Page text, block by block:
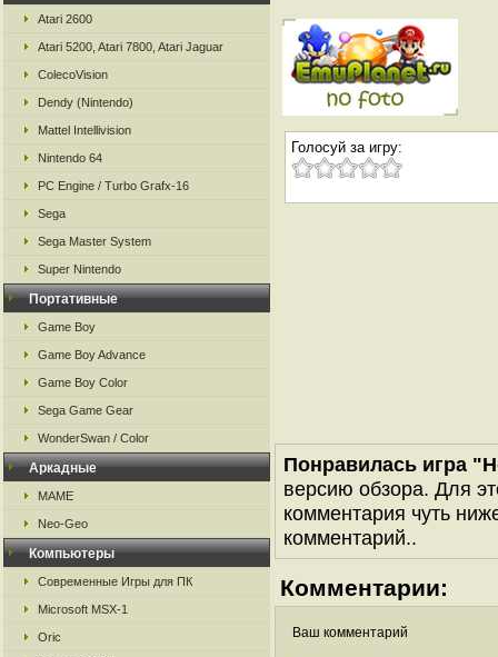
Atari 2600
Atari 5200, Atari 7800, Atari Jaguar
ColecoVision
Dendy (Nintendo)
Mattel Intellivision
Nintendo 64
PC Engine / Turbo Grafx-16
Sega
Sega Master System
Super Nintendo
Портативные
Game Boy
Game Boy Advance
Game Boy Color
Sega Game Gear
WonderSwan / Color
Аркадные
MAME
Neo-Geo
Компьютеры
Современные Игры для ПК
Microsoft MSX-1
Oric
Голосуй за игру:
Понравилась игра
версию обзора. Для
комментария чуть
комментарий..
Комментарии:
Ваш комментарий